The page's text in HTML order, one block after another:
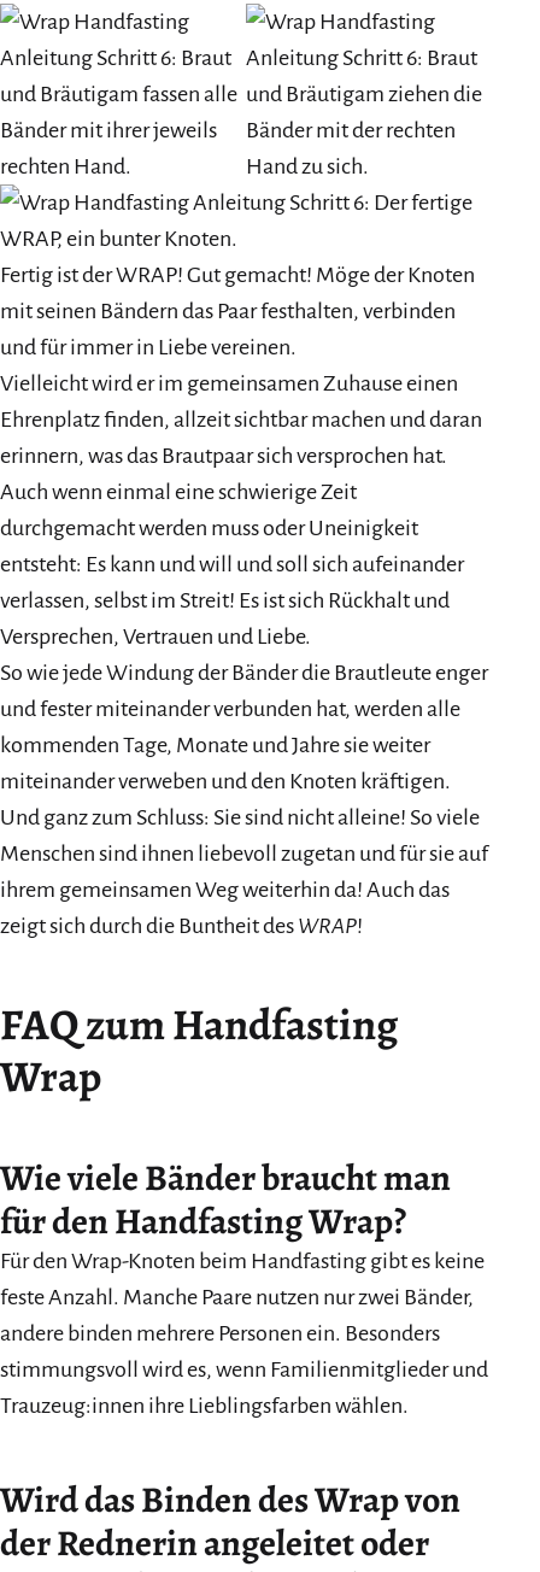
Fertig ist der WRAP! Gut gemacht! Möge der Knoten
mit seinen Bändern das Paar festhalten, verbinden
und für immer in Liebe vereinen.
Vielleicht wird er im gemeinsamen Zuhause einen
Ehrenplatz finden, allzeit sichtbar machen und daran
erinnern, was das Brautpaar sich versprochen hat.
Auch wenn einmal eine schwierige Zeit
durchgemacht werden muss oder Uneinigkeit
entsteht: Es kann und will und soll sich aufeinander
verlassen, selbst im Streit! Es ist sich Rückhalt und
Versprechen, Vertrauen und Liebe.
So wie jede Windung der Bänder die Brautleute enger
und fester miteinander verbunden hat, werden alle
kommenden Tage, Monate und Jahre sie weiter
miteinander verweben und den Knoten kräftigen.
Und ganz zum Schluss: Sie sind nicht alleine! So viele
Menschen sind ihnen liebevoll zugetan und für sie auf
ihrem gemeinsamen Weg weiterhin da! Auch das
zeigt sich durch die Buntheit des WRAP!
FAQ zum Handfasting
Wrap
Wie viele Bänder braucht man
für den Handfasting Wrap?
Für den Wrap-Knoten beim Handfasting gibt es keine
feste Anzahl. Manche Paare nutzen nur zwei Bänder,
andere binden mehrere Personen ein. Besonders
stimmungsvoll wird es, wenn Familienmitglieder und
Trauzeug:innen ihre Lieblingsfarben wählen.
Wird das Binden des Wrap von
der Rednerin angeleitet oder